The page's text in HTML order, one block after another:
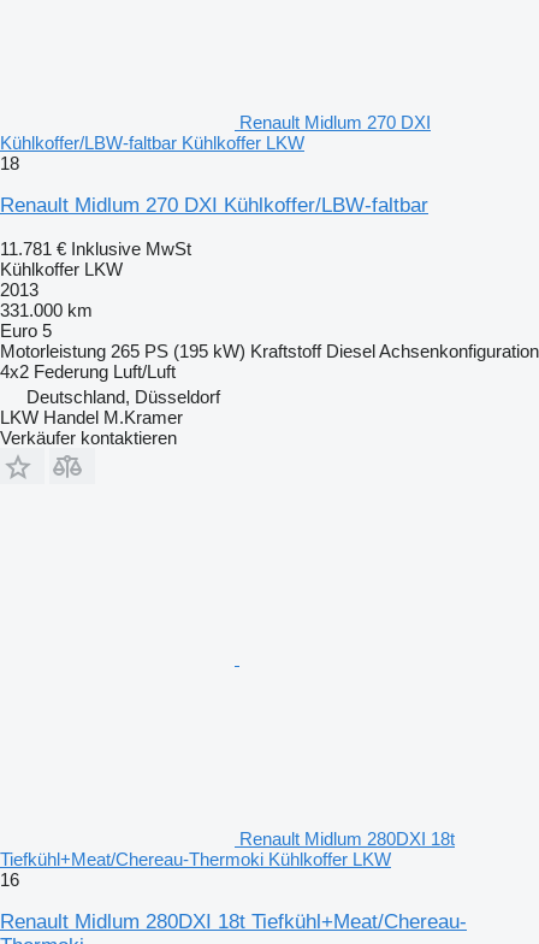
Renault Midlum 270 DXI
Kühlkoffer/LBW-faltbar Kühlkoffer LKW
18
Renault Midlum 270 DXI Kühlkoffer/LBW-faltbar
11.781 € Inklusive MwSt
Kühlkoffer LKW
2013
331.000 km
Euro 5
Motorleistung 265 PS (195 kW) Kraftstoff DieselAchsenkonfiguration
4x2 Federung Luft/Luft
Deutschland, Düsseldorf
LKW Handel M.Kramer
Verkäufer kontaktieren
Renault Midlum 280DXI 18t
Tiefkühl+Meat/Chereau-Thermoki Kühlkoffer LKW
16
Renault Midlum 280DXI 18t Tiefkühl+Meat/Chereau-